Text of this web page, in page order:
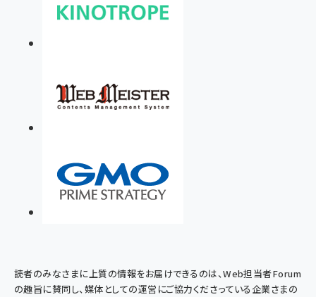
読者のみなさまに上質の情報をお届けできるのは、Web担当者Forum
の趣旨に賛同し、媒体としての運営にご協力くださっている企業さまの